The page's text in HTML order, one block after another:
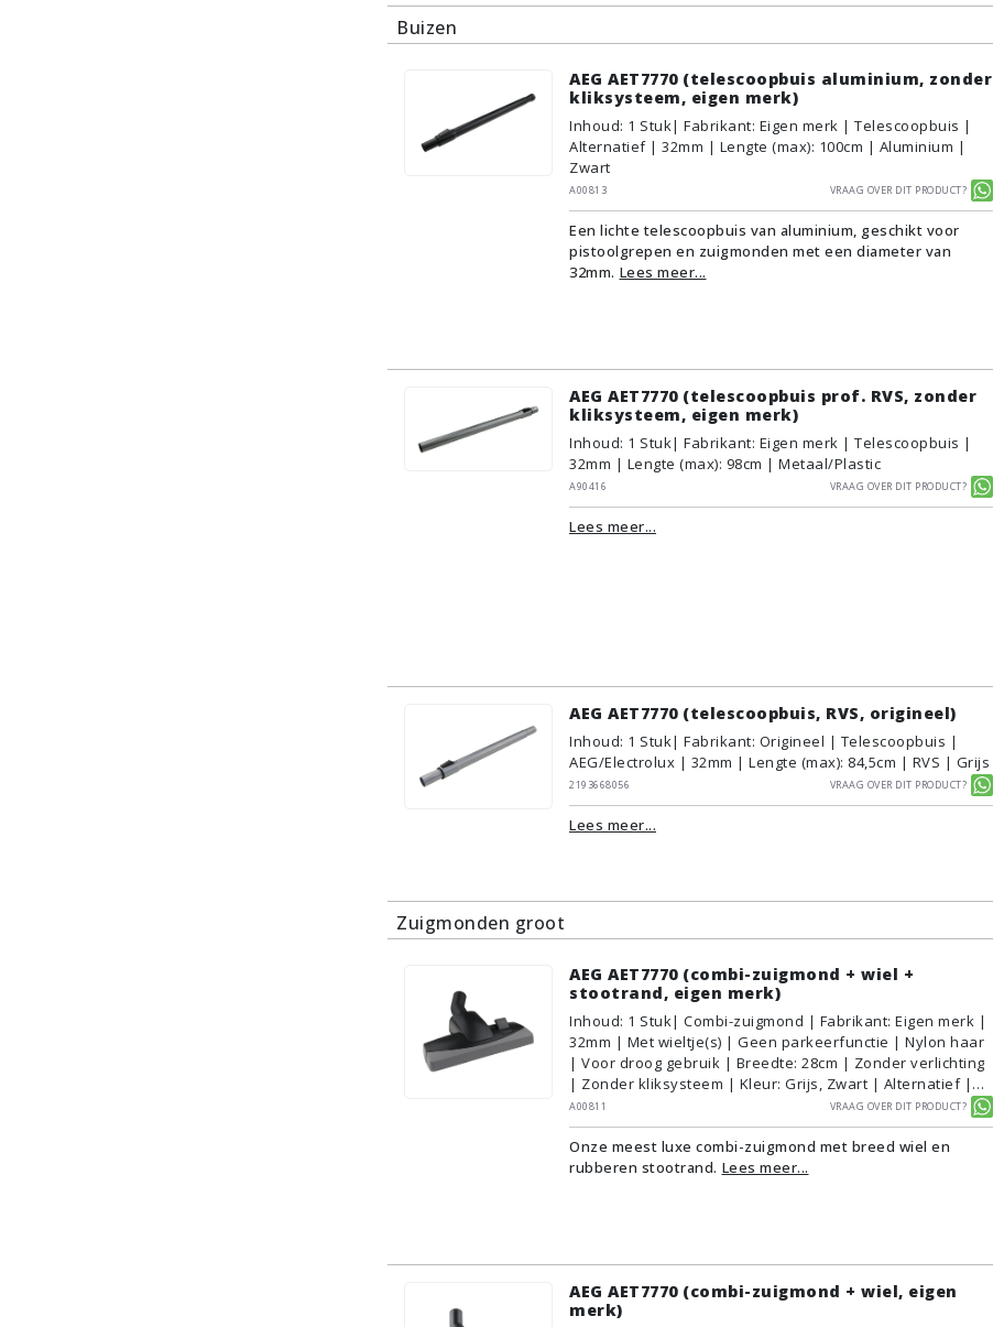
Buizen
AEG AET7770 (telescoopbuis aluminium, zonder
kliksysteem, eigen merk)
Inhoud: 1 Stuk| Fabrikant: Eigen merk | Telescoopbuis |
Alternatief | 32mm | Lengte (max): 100cm | Aluminium |
Zwart
A00813
Vraag over dit product?
Een lichte telescoopbuis van aluminium, geschikt voor
pistoolgrepen en zuigmonden met een diameter van
32mm. Lees meer...
AEG AET7770 (telescoopbuis prof. RVS, zonder
kliksysteem, eigen merk)
Inhoud: 1 Stuk| Fabrikant: Eigen merk | Telescoopbuis |
32mm | Lengte (max): 98cm | Metaal/Plastic
A90416
Vraag over dit product?
Lees meer...
AEG AET7770 (telescoopbuis, RVS, origineel)
Inhoud: 1 Stuk| Fabrikant: Origineel | Telescoopbuis |
AEG/Electrolux | 32mm | Lengte (max): 84,5cm | RVS | Grijs
2193668056
Vraag over dit product?
Lees meer...
Zuigmonden groot
AEG AET7770 (combi-zuigmond + wiel +
stootrand, eigen merk)
Inhoud: 1 Stuk| Combi-zuigmond | Fabrikant: Eigen merk |
32mm | Met wieltje(s) | Geen parkeerfunctie | Nylon haar
| Voor droog gebruik | Breedte: 28cm | Zonder verlichting
| Zonder kliksysteem | Kleur: Grijs, Zwart | Alternatief |
Geschikt voor vloertype: Plavuizen/Tegels,
Parket/Laminaat, PVC/Vinyl, Tapijt/Vloerbedekking
A00811 Vraag over dit product?
Onze meest luxe combi-zuigmond met breed wiel en
rubberen stootrand. Lees meer...
AEG AET7770 (combi-zuigmond + wiel, eigen
merk)